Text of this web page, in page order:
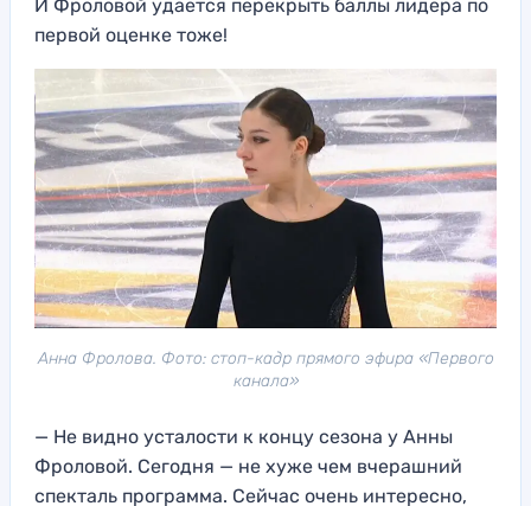
И Фроловой удается перекрыть баллы лидера по
первой оценке тоже!
Анна Фролова. Фото: стоп-кадр прямого эфира «Первого
канала»
— Не видно усталости к концу сезона у Анны
Фроловой. Сегодня — не хуже чем вчерашний
спекталь программа. Сейчас очень интересно,